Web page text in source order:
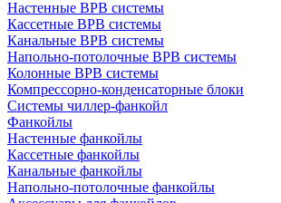
Настенные ВРВ системы
Кассетные ВРВ системы
Канальные ВРВ системы
Напольно-потолочные ВРВ системы
Колонные ВРВ системы
Компрессорно-конденсаторные блоки
Системы чиллер-фанкойл
Фанкойлы
Настенные фанкойлы
Кассетные фанкойлы
Канальные фанкойлы
Напольно-потолочные фанкойлы